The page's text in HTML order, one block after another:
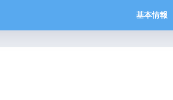
基本情報